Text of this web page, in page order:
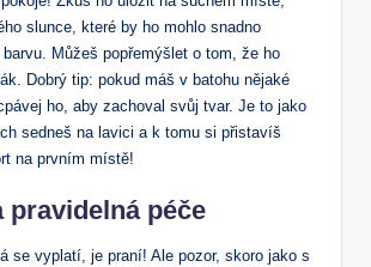
slunce, které by ⁣ho mohlo snadno
barvu. Můžeš popřemýšlet o tom, že ho
Dobrý tip: pokud máš ⁣v batohu nějaké
ho, aby zachoval‍ svůj tvar. Je to jako
sedneš na lavici a k tomu​ si přistavíš
na prvním místě!
pravidelná péče
se vyplatí, je praní! Ale pozor, skoro jako⁤ s